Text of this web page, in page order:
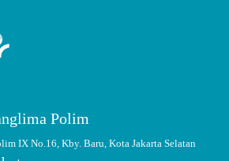
Polim
IX No.16, Kby. Baru, Kota Jakarta Selatan